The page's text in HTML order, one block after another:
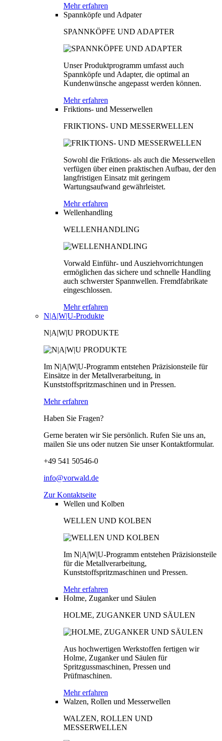
Mehr erfahren
Spannköpfe und Adpater
SPANNKÖPFE UND ADAPTER
Unser Produktprogramm umfasst auch
Spannköpfe und Adapter, die optimal an
Kundenwünsche angepasst werden können.
Mehr erfahren
Friktions- und Messerwellen
FRIKTIONS- UND MESSERWELLEN
Sowohl die Friktions- als auch die Messerwellen
verfügen über einen praktischen Aufbau, der den
langfristigen Einsatz mit geringem
Wartungsaufwand gewährleistet.
Mehr erfahren
Wellenhandling
WELLENHANDLING
Vorwald Einführ- und Ausziehvorrichtungen
ermöglichen das sichere und schnelle Handling
auch schwerster Spannwellen. Fremdfabrikate
eingeschlossen.
Mehr erfahren
N|A|W|U-Produkte
N|A|W|U PRODUKTE
Im N|A|W|U-Programm entstehen Präzisionsteile für
Einsätze in der Metallverarbeitung, in
Kunststoffspritzmaschinen und in Pressen.
Mehr erfahren
Haben Sie Fragen?
Gerne beraten wir Sie persönlich. Rufen Sie uns an,
mailen Sie uns oder nutzen Sie unser Kontaktformular.
+49 541 50546-0
info@vorwald.de
Zur Kontaktseite
Wellen und Kolben
WELLEN UND KOLBEN
Im N|A|W|U-Programm entstehen Präzisionsteile
für die Metallverarbeitung,
Kunststoffspritzmaschinen und Pressen.
Mehr erfahren
Holme, Zuganker und Säulen
HOLME, ZUGANKER UND SÄULEN
Aus hochwertigen Werkstoffen fertigen wir
Holme, Zuganker und Säulen für
Spritzgussmaschinen, Pressen und
Prüfmaschinen.
Mehr erfahren
Walzen, Rollen und Messerwellen
WALZEN, ROLLEN UND
MESSERWELLEN